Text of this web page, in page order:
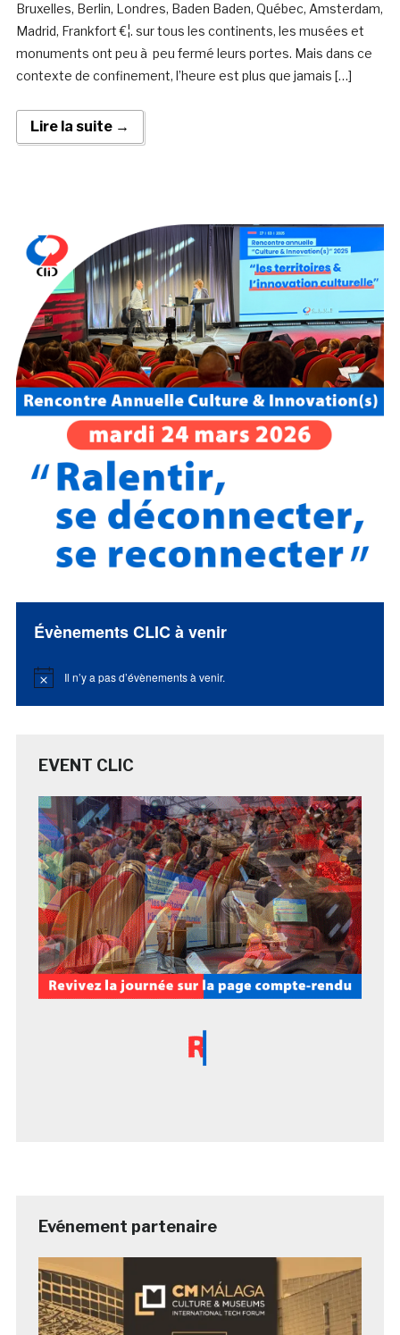
Bruxelles, Berlin, Londres, Baden Baden, Québec, Amsterdam,
Madrid, Frankfort €¦. sur tous les continents, les musées et
monuments ont peu à peu fermé leurs portes. Mais dans ce
contexte de confinement, l’heure est plus que jamais […]
Lire la suite →
Évènements CLIC à venir
Notice Il n’y a pas d’évènements à venir.
EVENT CLIC
Evénement partenaire